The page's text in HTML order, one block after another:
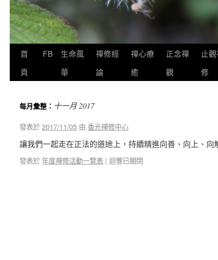
首
頁
FB
生命風
華
禪修經
論
禪心療
癒
正念禪
觀
止
修
每月彙整： 十一月 2017
發表於2017/11/05 由 香光禪修中心
讓我們一起走在正法的道途上，持續精進向善、向上、向
發表於年度禪修活動一覽表 | 迴響已關閉